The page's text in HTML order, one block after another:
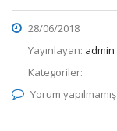
28/06/2018
Yayınlayan: admin
Kategoriler:
Yorum yapılmamış